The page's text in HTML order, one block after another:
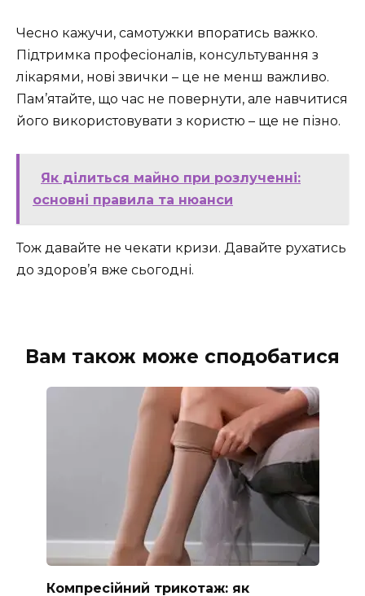
Чесно кажучи, самотужки впоратись важко.
Підтримка професіоналів, консультування з
лікарями, нові звички – це не менш важливо.
Пам’ятайте, що час не повернути, але навчитися
його використовувати з користю – ще не пізно.
Як ділиться майно при розлученні:
основні правила та нюанси
Тож давайте не чекати кризи. Давайте рухатись
до здоров’я вже сьогодні.
Вам також може сподобатися
Компресійний трикотаж: як